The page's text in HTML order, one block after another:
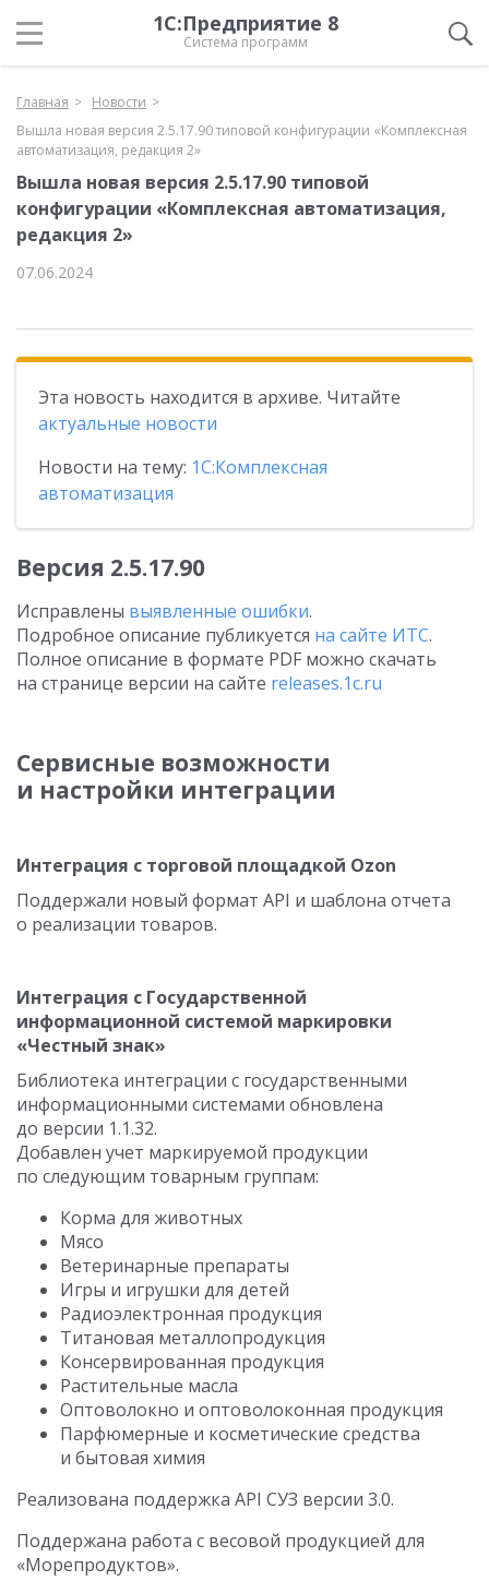
1С:Предприятие 8
Система программ
Главная
Новости
Вышла новая версия 2.5.17.90 типовой конфигурации «Комплексная
автоматизация, редакция 2»
Вышла новая версия 2.5.17.90 типовой
конфигурации «Комплексная автоматизация,
редакция 2»
07.06.2024
Эта новость находится в архиве. Читайте
актуальные новости
Новости на тему: 1С:Комплексная
автоматизация
Версия 2.5.17.90
Исправлены выявленные ошибки.
Подробное описание публикуется на сайте ИТС.
Полное описание в формате PDF можно скачать
на странице версии на сайте releases.1c.ru
Сервисные возможности
и настройки интеграции
Интеграция с торговой площадкой Ozon
Поддержали новый формат API и шаблона отчета
о реализации товаров.
Интеграция с Государственной
информационной системой маркировки
«Честный знак»
Библиотека интеграции с государственными
информационными системами обновлена
до версии 1.1.32.
Добавлен учет маркируемой продукции
по следующим товарным группам:
Корма для животных
Мясо
Ветеринарные препараты
Игры и игрушки для детей
Радиоэлектронная продукция
Титановая металлопродукция
Консервированная продукция
Растительные масла
Оптоволокно и оптоволоконная продукция
Парфюмерные и косметические средства
и бытовая химия
Реализована поддержка API СУЗ версии 3.0.
Поддержана работа с весовой продукцией для
«Морепродуктов».